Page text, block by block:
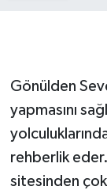
Gönülden
yapmasını
rehberlik
sitesinden çok